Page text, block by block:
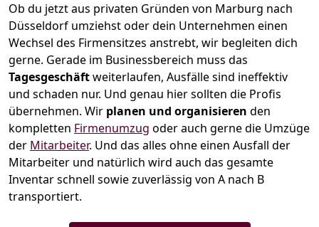
Ob du jetzt aus privaten Gründen von Marburg nach
Düsseldorf umziehst oder dein Unternehmen einen
Wechsel des Firmensitzes anstrebt, wir begleiten dich
gerne. Gerade im Businessbereich muss das
Tagesgeschäftweiterlaufen, Ausfälle sind ineffektiv
und schaden nur. Und genau hier sollten die Profis
übernehmen. Wir planen und organisieren den
kompletten Firmenumzug oder auch gerne die Umzüge
der Mitarbeiter. Und das alles ohne einen Ausfall der
Mitarbeiter und natürlich wird auch das gesamte
Inventar schnell sowie zuverlässig von A nach B
transportiert.